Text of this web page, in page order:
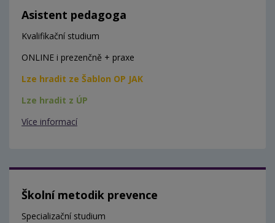
Asistent pedagoga
Kvalifikační studium
ONLINE i prezenčně + praxe
Lze hradit ze Šablon OP JAK
Lze hradit z ÚP
Více informací
Školní metodik prevence
Specializační studium